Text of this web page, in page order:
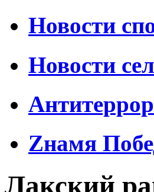
Новости
Новости
Антитеррор
Zнамя
Лакский